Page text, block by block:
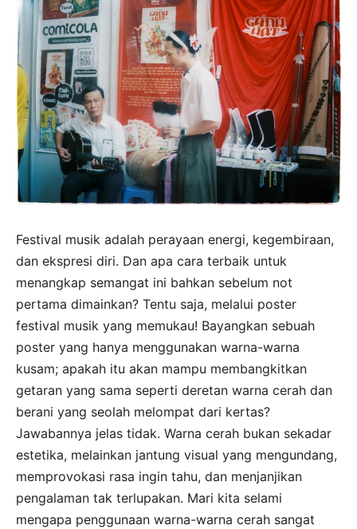
Festival musik adalah perayaan energi, kegembiraan,
dan ekspresi diri. Dan apa cara terbaik untuk
menangkap semangat ini bahkan sebelum not
pertama dimainkan? Tentu saja, melalui poster
festival musik yang memukau! Bayangkan sebuah
poster yang hanya menggunakan warna-warna
kusam; apakah itu akan mampu membangkitkan
getaran yang sama seperti deretan warna cerah dan
berani yang seolah melompat dari kertas?
Jawabannya jelas tidak. Warna cerah bukan sekadar
estetika, melainkan jantung visual yang mengundang,
memprovokasi rasa ingin tahu, dan menjanjikan
pengalaman tak terlupakan. Mari kita selami
mengapa penggunaan warna-warna cerah sangat